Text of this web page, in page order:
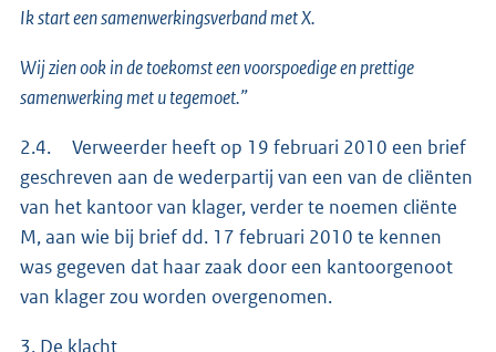
Ik start een samenwerkingsverband met X.
Wij zien ook in de toekomst een voorspoedige en prettige
samenwerking met u tegemoet.”
2.4. Verweerder heeft op 19 februari 2010 een brief
geschreven aan de wederpartij van een van de cliënten
van het kantoor van klager, verder te noemen cliënte
M, aan wie bij brief dd. 17 februari 2010 te kennen
was gegeven dat haar zaak door een kantoorgenoot
van klager zou worden overgenomen.
3. De klacht